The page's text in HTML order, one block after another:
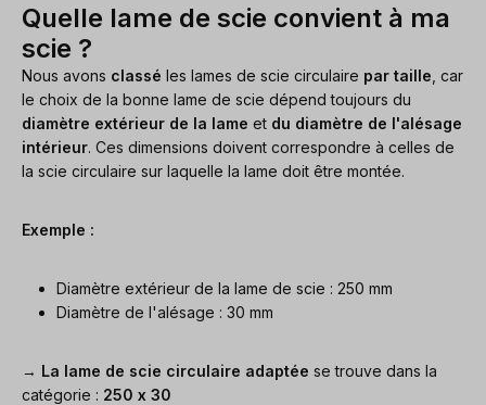
Quelle lame de scie convient à ma
scie ?
Nous avons classé les lames de scie circulaire par taille , car
le choix de la bonne lame de scie dépend toujours du
diamètre extérieur de la lame et du diamètre de l'alésage
intérieur. Ces dimensions doivent correspondre à celles de
la scie circulaire sur laquelle la lame doit être montée.
Exemple :
Diamètre extérieur de la lame de scie : 250 mm
Diamètre de l'alésage : 30 mm
→ La lame de scie circulaire adaptée se trouve dans la
catégorie : 250 x 30